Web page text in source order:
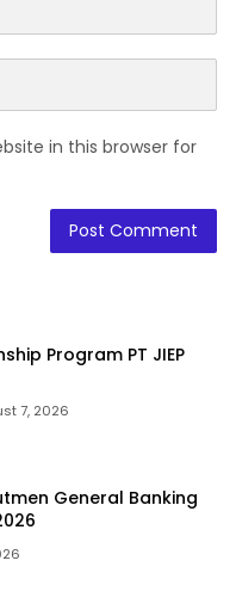
in this browser for
Program PT JIEP
7, 2026
General Banking